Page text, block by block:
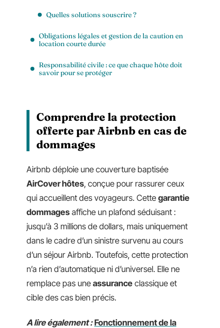
Quelles solutions souscrire ?
Obligations légales et gestion de la caution en
location courte durée
Responsabilité civile : ce que chaque hôte doit
savoir pour se protéger
Comprendre la protection
offerte par Airbnb en cas de
dommages
Airbnb déploie une couverture baptisée
AirCover hôtes, conçue pour rassurer ceux
qui accueillent des voyageurs. Cette garantie
dommages affiche un plafond séduisant :
jusqu’à 3 millions de dollars, mais uniquement
dans le cadre d’un sinistre survenu au cours
d’un séjour Airbnb. Toutefois, cette protection
n’a rien d’automatique ni d’universel. Elle ne
remplace pas une assurance classique et
cible des cas bien précis.
A lire également : Fonctionnement de la